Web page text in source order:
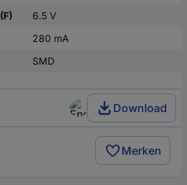
6.5 V
280 mA
SMD
Download
Merken